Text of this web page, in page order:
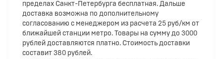
пределах Санкт-Петербурга бесплатная. Дальше
доставка возможна по дополнительному
согласованию с менеджером из расчета 25 руб/км от
ближайшей станции метро. Товары на сумму до 3000
рублей доставляются платно. Стоимость доставки
составит 380 рублей.